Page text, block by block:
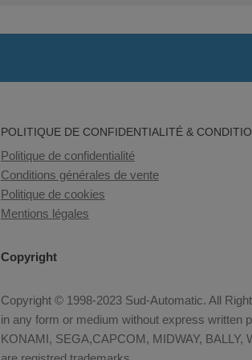
POLITIQUE DE CONFIDENTIALITÉ &
Politique de confidentialité
Conditions générales de vente
Politique de cookies
Mentions légales
Copyright
Copyright © 1998-2023 Sud-Automatic. All
in any form or medium without express written
KONAMI, SEGA,CAPCOM, MIDWAY,